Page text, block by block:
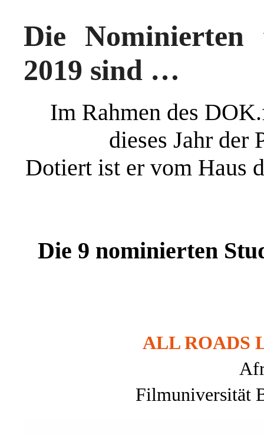
Die
2019 sind …
Im Rahmen des
dieses Jahr der
Dotiert ist er vom Haus
Die 9 nominierten
ALL ROADS
Filmuniversität